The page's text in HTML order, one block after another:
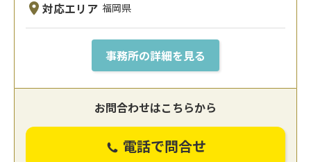
対応エリア 福岡県
事務所の詳細を見る
お問合わせはこちらから
電話で問合せ